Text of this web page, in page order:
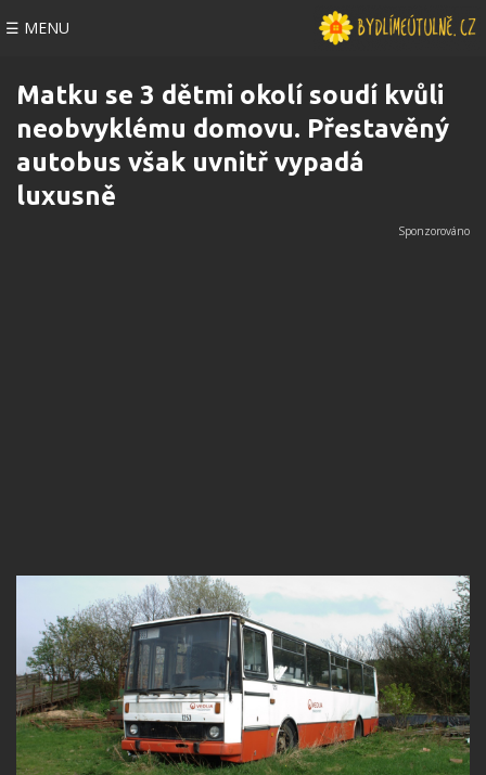
☰ MENU
Matku se 3 dětmi okolí soudí kvůli
neobvyklému domovu. Přestavěný
autobus však uvnitř vypadá
luxusně